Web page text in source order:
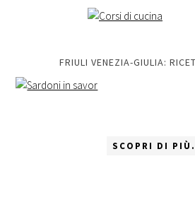
FRIULI VENEZIA-GIULIA:
SCOPRI DI